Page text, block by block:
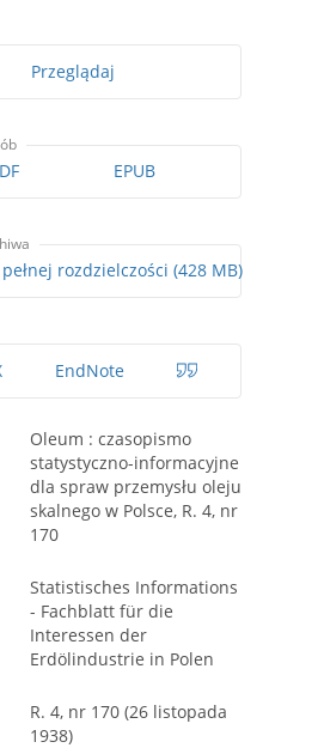
Przeglądaj
EPUB
Skany w pełnej rozdzielczości (428 MB)
EndNote
Oleum : czasopismo
statystyczno-informacyjne
dla spraw przemysłu oleju
skalnego w Polsce, R. 4, nr
170
Statistisches Informations
- Fachblatt für die
Interessen der
Erdölindustrie in Polen
R. 4, nr 170 (26 listopada
1938)